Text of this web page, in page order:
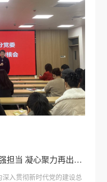
党支部书记述职：以述促干强担当 凝心聚力再出发——外院2025年度考核（五）
入贯彻新时代党的建设总